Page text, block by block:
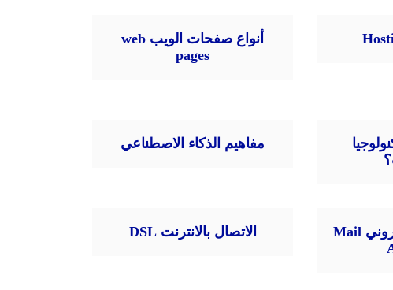
أنواع صفحات الويب web
pages
مفاهيم الذكاء الاصطناعي
عناوين البريد الإلكتروني Mail
الاتصال بالانترنت DSL